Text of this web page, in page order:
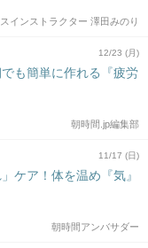
インストラクター 澤田みのり
12/23 (月)
も簡単に作れる『疲労
朝時間.jp編集部
11/17 (日)
ケア！体を温め『気』
朝時間アンバサダー